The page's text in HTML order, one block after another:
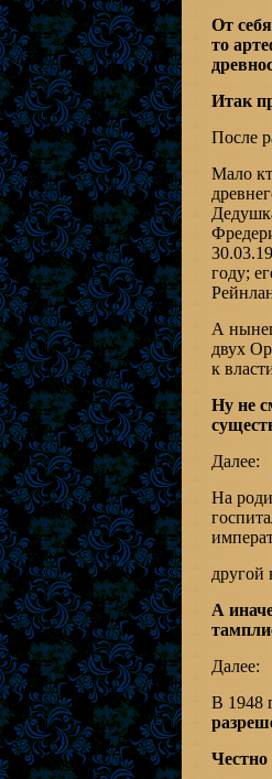
От
то
Итак
После
Мало
году;
А
двух
к
Ну не
Далее:
На
другой
А
Далее:
В 1948